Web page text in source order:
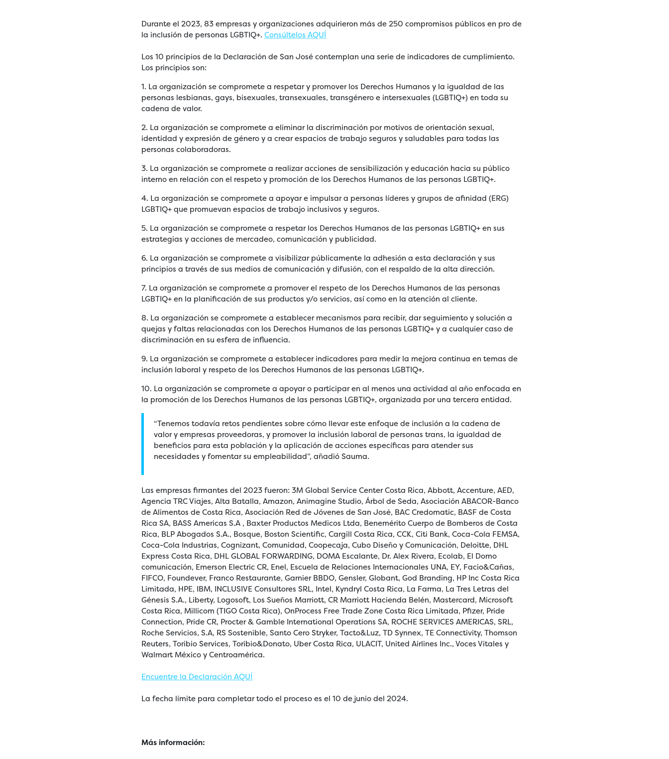
Durante el 2023, 83 empresas y organizaciones adquirieron más de 250 compromisos públicos en pro de
la inclusión de personas LGBTIQ+.Consúltelos AQUÍ
Los 10 principios de la Declaración de San José contemplan una serie de indicadores de cumplimiento.
Los principios son:
1. La organización se compromete a respetar y promover los Derechos Humanos y la igualdad de las
personas lesbianas, gays, bisexuales, transexuales, transgénero e intersexuales (LGBTIQ+) en toda su
cadena de valor.
2. La organización se compromete a eliminar la discriminación por motivos de orientación sexual,
identidad y expresión de género y a crear espacios de trabajo seguros y saludables para todas las
personas colaboradoras.
3. La organización se compromete a realizar acciones de sensibilización y educación hacia su público
interno en relación con el respeto y promoción de los Derechos Humanos de las personas LGBTIQ+.
4. La organización se compromete a apoyar e impulsar a personas líderes y grupos de afinidad (ERG)
LGBTIQ+ que promuevan espacios de trabajo inclusivos y seguros.
5. La organización se compromete a respetar los Derechos Humanos de las personas LGBTIQ+ en sus
estrategias y acciones de mercadeo, comunicación y publicidad.
6. La organización se compromete a visi­bilizar públicamente la adhesión a esta declaración y sus
principios a través de sus medios de comunicación y difusión, con el respaldo de la alta dirección.
7. La organización se compromete a pro­mover el respeto de los Derechos Humanos de las personas
LGBTIQ+ en la planificación de sus productos y/o servicios, así como en la atención al cliente.
8. La organización se compromete a establecer mecanismos para recibir, dar seguimiento y solución a
quejas y faltas relacionadas con los Derechos Humanos de las personas LGBTIQ+ y a cualquier caso de
discriminación en su esfera de influencia.
9. La organización se compromete a establecer indicadores para medir la mejora continua en temas de
inclusión laboral y respeto de los Derechos Humanos de las personas LGBTIQ+.
10. La organización se compromete a apo­yar o participar en al menos una activi­dad al año enfocada en
la promoción de los Derechos Humanos de las personas LGBTIQ+, organizada por una tercera entidad.
“Tenemos todavía retos pendientes sobre cómo llevar este enfoque de inclusión a la cadena de
valor y empresas proveedoras, y promover la inclusión laboral de personas trans, la igualdad de
beneficios para esta población y la aplicación de acciones específicas para atender sus
necesidades y fomentar su empleabilidad”, añadió Sauma.
Las empresas firmantes del 2023 fueron: 3M Global Service Center Costa Rica, Abbott, Accenture, AED,
Agencia TRC Viajes, Alta Batalla, Amazon, Animagine Studio, Árbol de Seda, Asociación ABACOR-Banco
de Alimentos de Costa Rica, Asociación Red de Jóvenes de San José, BAC Credomatic, BASF de Costa
Rica SA, BASS Americas S.A , Baxter Productos Medicos Ltda, Benemérito Cuerpo de Bomberos de Costa
Rica, BLP Abogados S.A., Bosque, Boston Scientific, Cargill Costa Rica, CCK, Citi Bank, Coca-Cola FEMSA,
Coca-Cola Industrias, Cognizant, Comunidad, Coopecaja, Cubo Diseño y Comunicación, Deloitte, DHL
Express Costa Rica, DHL GLOBAL FORWARDING, DOMA Escalante, Dr. Alex Rivera, Ecolab, El Domo
comunicación, Emerson Electric CR, Enel, Escuela de Relaciones Internacionales UNA, EY, Facio&Cañas,
FIFCO, Foundever, Franco Restaurante, Garnier BBDO, Gensler, Globant, God Branding, HP Inc Costa Rica
Limitada, HPE, IBM, INCLUSIVE Consultores SRL, Intel, Kyndryl Costa Rica, La Farma, La Tres Letras del
Génesis S.A., Liberty, Logosoft, Los Sueños Marriott, CR Marriott Hacienda Belén, Mastercard, Microsoft
Costa Rica, Millicom (TIGO Costa Rica), OnProcess Free Trade Zone Costa Rica Limitada, Pfizer, Pride
Connection, Pride CR, Procter & Gamble International Operations SA, ROCHE SERVICES AMERICAS, SRL,
Roche Servicios, S.A, RS Sostenible, Santo Cero Stryker, Tacto&Luz, TD Synnex, TE Connectivity, Thomson
Reuters, Toribio Services, Toribio&Donato, Uber Costa Rica, ULACIT, United Airlines Inc., Voces Vitales y
Walmart México y Centroamérica.
Encuentre la Declaración AQUÍ
La fecha límite para completar todo el proceso es el 10 de junio del 2024.
Más información: